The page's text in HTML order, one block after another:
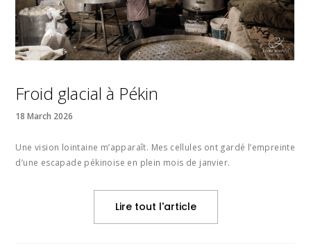
Froid glacial à Pékin
18 March 2026
Une vision lointaine m’apparaît. Mes cellules ont gardé l’empreinte
d’une escapade pékinoise en plein mois de janvier.
Lire tout l'article